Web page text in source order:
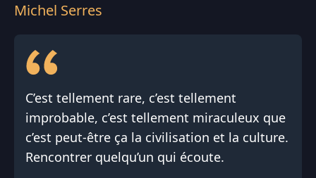
Michel Serres
C’est tellement rare, c’est tellement
improbable, c’est tellement miraculeux que
c’est peut-être ça la civilisation et la culture.
Rencontrer quelqu’un qui écoute.